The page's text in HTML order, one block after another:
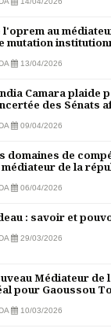
l'oprem au
mutation
13/04/2026
Camara plaide
des Sénats
09/04/2026
domaines de
médiateur de la
06/04/2026
: savoir et
29/03/2026
Médiateur de
pour Gaoussou
10/03/2026